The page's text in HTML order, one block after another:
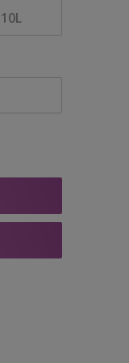
10L